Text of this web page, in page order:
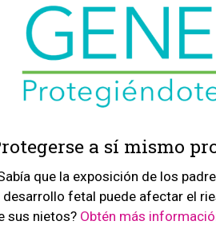
a sí mismo
que la exposición de los
desarrollo fetal puede afectar el
sus nietos? Obtén más